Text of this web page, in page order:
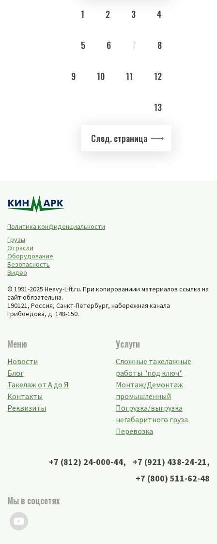
1 2 3 4
5 6 7 8
9 10 11 12
13
След. страница
Политика конфиденциальности
Грузы
Отрасли
Оборудование
Безопасность
Видео
© 1991-2025 Heavy-Lift.ru. При копированиии материалов ссылка на
сайт обязательна.
190121, Россия, Санкт-Петербург, набережная канала
Грибоедова, д. 148-150.
Меню
Новости
Блог
Такелаж от А до Я
Контакты
Реквизиты
Услуги
Сложные такелажные
работы "под ключ"
Монтаж/Демонтаж
промышленный
Погрузка/выгрузка
негабаритного груза
Перевозка
+7 (812) 24-000-44, +7 (921) 438-24-21,
+7 (800) 511-62-48
Мы в соцсетях